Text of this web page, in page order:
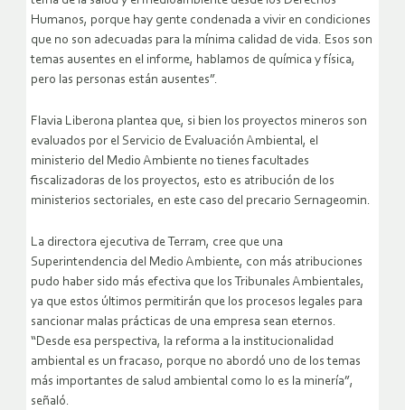
Humanos, porque hay gente condenada a vivir en condiciones
que no son adecuadas para la mínima calidad de vida. Esos son
temas ausentes en el informe, hablamos de química y física,
pero las personas están ausentes”.
Flavia Liberona plantea que, si bien los proyectos mineros son
evaluados por el Servicio de Evaluación Ambiental, el
ministerio del Medio Ambiente no tienes facultades
fiscalizadoras de los proyectos, esto es atribución de los
ministerios sectoriales, en este caso del precario Sernageomin.
La directora ejecutiva de Terram, cree que una
Superintendencia del Medio Ambiente, con más atribuciones
pudo haber sido más efectiva que los Tribunales Ambientales,
ya que estos últimos permitirán que los procesos legales para
sancionar malas prácticas de una empresa sean eternos.
“Desde esa perspectiva, la reforma a la institucionalidad
ambiental es un fracaso, porque no abordó uno de los temas
más importantes de salud ambiental como lo es la minería”,
señaló.